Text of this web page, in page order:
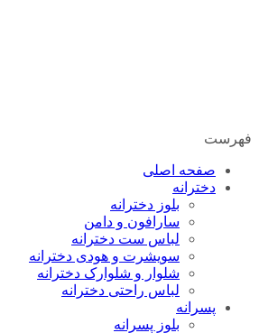
فهرست
صفحه اصلی
دخترانه
بلوز دخترانه
سارافون و دامن
لباس ست دخترانه
سویشرت و هودی دخترانه
شلوار و شلوارک دخترانه
لباس راحتی دخترانه
پسرانه
بلوز پسرانه